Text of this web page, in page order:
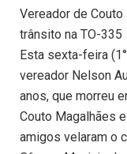
Vereador de
trânsito na TO-335
Esta sexta-feira
vereador Nelson
anos, que morreu
Couto Magalhães
amigos velaram o